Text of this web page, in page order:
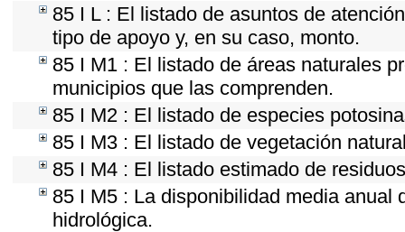
85 I L : El listado de asuntos de
tipo de apoyo y, en su caso, monto.
85 I M1 : El listado de áreas naturales
municipios que las comprenden.
85 I M2 : El listado de especies
85 I M3 : El listado de vegetación
85 I M4 : El listado estimado de
85 I M5 : La disponibilidad media anual
hidrológica.